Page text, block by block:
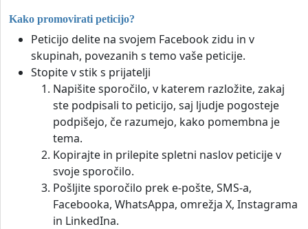
Kako promovirati peticijo?
Peticijo delite na svojem Facebook zidu in v
skupinah, povezanih s temo vaše peticije.
Stopite v stik s prijatelji
Napišite sporočilo, v katerem razložite, zakaj
ste podpisali to peticijo, saj ljudje pogosteje
podpišejo, če razumejo, kako pomembna je
tema.
Kopirajte in prilepite spletni naslov peticije v
svoje sporočilo.
Pošljite sporočilo prek e-pošte, SMS-a,
Facebooka, WhatsAppa, omrežja X, Instagrama
in LinkedIna.